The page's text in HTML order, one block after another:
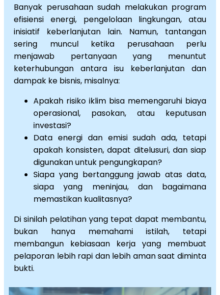
Banyak perusahaan sudah melakukan program
efisiensi energi, pengelolaan lingkungan, atau
inisiatif keberlanjutan lain. Namun, tantangan
sering muncul ketika perusahaan perlu
menjawab pertanyaan yang menuntut
keterhubungan antara isu keberlanjutan dan
dampak ke bisnis, misalnya:
Apakah risiko iklim bisa memengaruhi biaya
operasional, pasokan, atau keputusan
investasi?
Data energi dan emisi sudah ada, tetapi
apakah konsisten, dapat ditelusuri, dan siap
digunakan untuk pengungkapan?
Siapa yang bertanggung jawab atas data,
siapa yang meninjau, dan bagaimana
memastikan kualitasnya?
Di sinilah pelatihan yang tepat dapat membantu,
bukan hanya memahami istilah, tetapi
membangun kebiasaan kerja yang membuat
pelaporan lebih rapi dan lebih aman saat diminta
bukti.